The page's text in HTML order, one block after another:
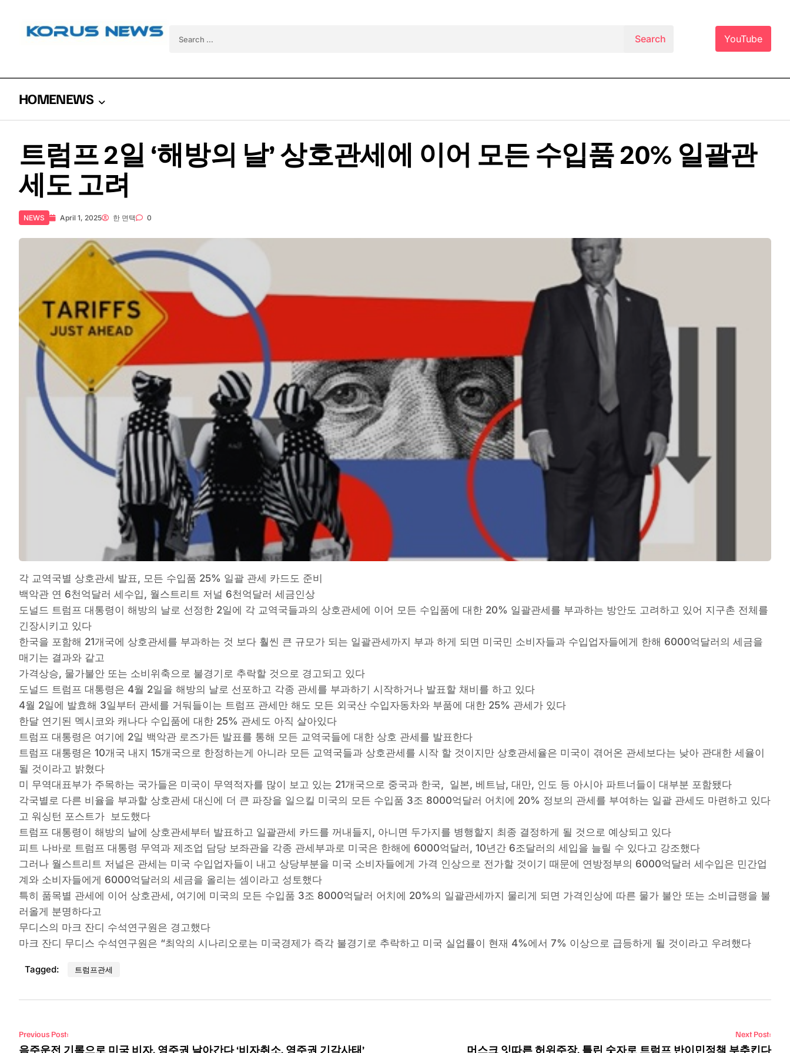
YouTube
HOMENEWS
트럼프 2일 ‘해방의 날’ 상호관세에 이어 모든 수입품 20% 일괄관
세도 고려
NEWS April 1, 2025 한 면택 0
각 교역국별 상호관세 발표, 모든 수입품 25% 일괄 관세 카드도 준비
백악관 연 6천억달러 세수입, 월스트리트 저널 6천억달러 세금인상
도널드 트럼프 대통령이 해방의 날로 선정한 2일에 각 교역국들과의 상호관세에 이어 모든 수입품에 대한 20% 일괄관세를 부과하는 방안도 고려하고 있어 지구촌 전체를
긴장시키고 있다
한국을 포함해 21개국에 상호관세를 부과하는 것 보다 훨씬 큰 규모가 되는 일괄관세까지 부과 하게 되면 미국민 소비자들과 수입업자들에게 한해 6000억달러의 세금을
매기는 결과와 같고
가격상승, 물가불안 또는 소비위축으로 불경기로 추락할 것으로 경고되고 있다
도널드 트럼프 대통령은 4월 2일을 해방의 날로 선포하고 각종 관세를 부과하기 시작하거나 발표할 채비를 하고 있다
4월 2일에 발효해 3일부터 관세를 거둬들이는 트럼프 관세만 해도 모든 외국산 수입자동차와 부품에 대한 25% 관세가 있다
한달 연기된 멕시코와 캐나다 수입품에 대한 25% 관세도 아직 살아있다
트럼프 대통령은 여기에 2일 백악관 로즈가든 발표를 통해 모든 교역국들에 대한 상호 관세를 발표한다
트럼프 대통령은 10개국 내지 15개국으로 한정하는게 아니라 모든 교역국들과 상호관세를 시작 할 것이지만 상호관세율은 미국이 겪어온 관세보다는 낮아 관대한 세율이
될 것이라고 밝혔다
미 무역대표부가 주목하는 국가들은 미국이 무역적자를 많이 보고 있는 21개국으로 중국과 한국, 일본, 베트남, 대만, 인도 등 아시아 파트너들이 대부분 포함됐다
각국별로 다른 비율을 부과할 상호관세 대신에 더 큰 파장을 일으킬 미국의 모든 수입품 3조 8000억달러 어치에 20% 정보의 관세를 부여하는 일괄 관세도 마련하고 있다
고 워싱턴 포스트가 보도했다
트럼프 대통령이 해방의 날에 상호관세부터 발표하고 일괄관세 카드를 꺼내들지, 아니면 두가지를 병행할지 최종 결정하게 될 것으로 예상되고 있다
피트 나바로 트럼프 대통령 무역과 제조업 담당 보좌관을 각종 관세부과로 미국은 한해에 6000억달러, 10년간 6조달러의 세입을 늘릴 수 있다고 강조했다
그러나 월스트리트 저널은 관세는 미국 수입업자들이 내고 상당부분을 미국 소비자들에게 가격 인상으로 전가할 것이기 때문에 연방정부의 6000억달러 세수입은 민간업
계와 소비자들에게 6000억달러의 세금을 올리는 셈이라고 성토했다
특히 품목별 관세에 이어 상호관세, 여기에 미국의 모든 수입품 3조 8000억달러 어치에 20%의 일괄관세까지 물리게 되면 가격인상에 따른 물가 불안 또는 소비급랭을 불
러올게 분명하다고
무디스의 마크 잔디 수석연구원은 경고했다
마크 잔디 무디스 수석연구원은 “최악의 시나리오로는 미국경제가 즉각 불경기로 추락하고 미국 실업률이 현재 4%에서 7% 이상으로 급등하게 될 것이라고 우려했다
Tagged: 트럼프관세
Post navigation
Previous Post:
음주운전 기록으로 미국 비자, 영주권 날아간다 ‘비자취소, 영주권 기각사태’
Next Post:
머스크 잇따른 허위주장, 틀린 숫자로 트럼프 반이민정책 부추킨다